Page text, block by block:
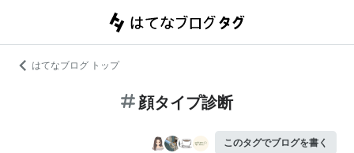
はてなブログ トップ
顔タイプ診断
このタグでブログを書く